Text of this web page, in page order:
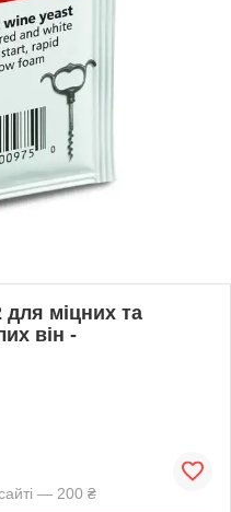
для міцних та
він -
— 200 ₴